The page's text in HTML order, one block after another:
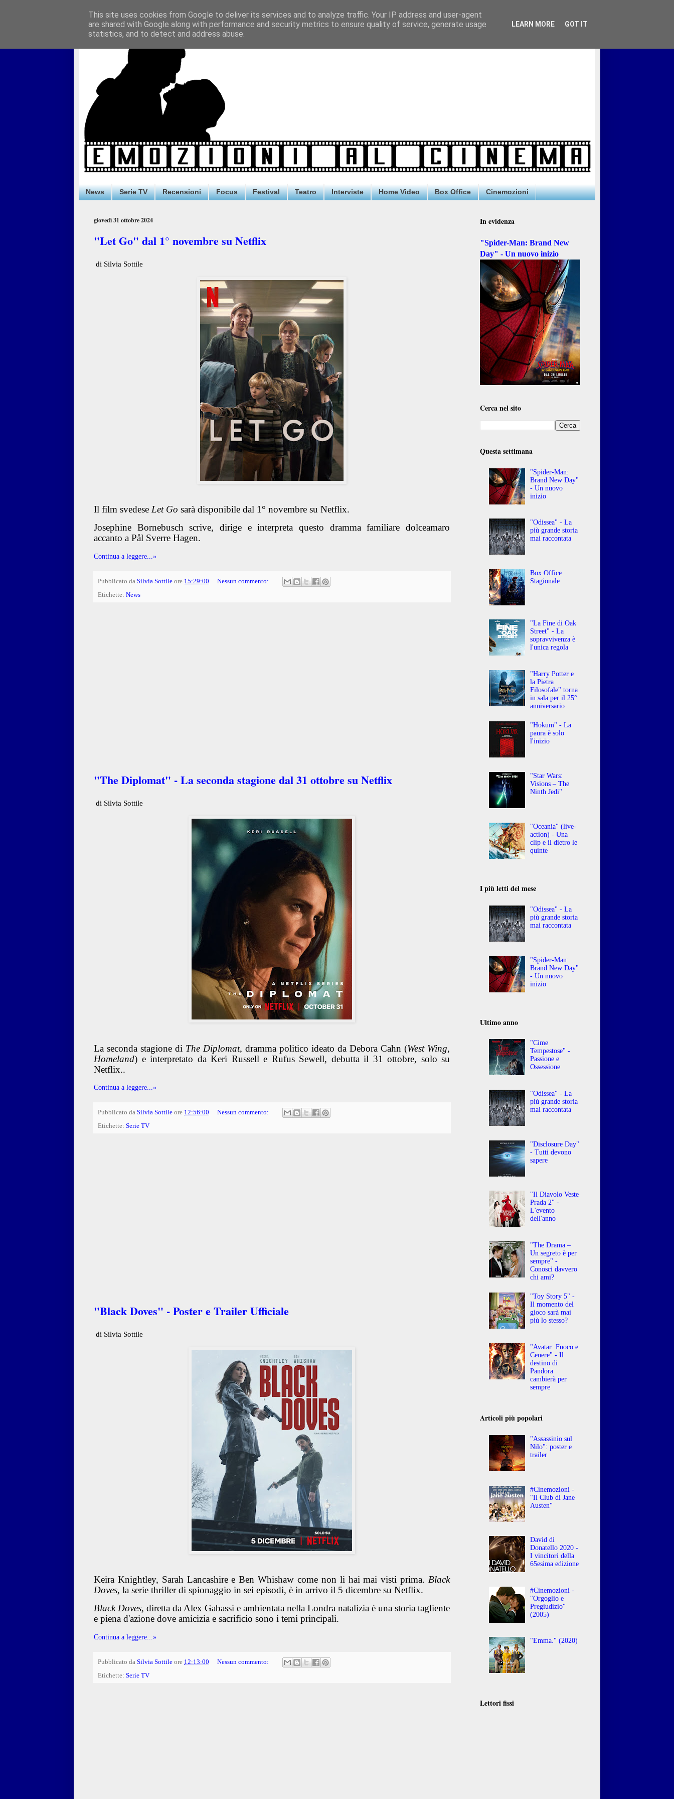
News Serie TV Recensioni Focus Festival Teatro Interviste Home Video Box Office Cinemozioni
giovedì 31 ottobre 2024
"Let Go" dal 1° novembre su Netflix
di Silvia Sottile
Il film svedese Let Go sarà disponibile dal 1° novembre su Netflix.
Josephine Bornebusch scrive, dirige e interpreta questo dramma familiare dolceamaro
accanto a Pål Sverre Hagen.
Continua a leggere...»
Pubblicato da Silvia Sottile ore 15:29:00
Nessun commento:
Etichette: News
"The Diplomat" - La seconda stagione dal 31 ottobre su Netflix
di Silvia Sottile
La seconda stagione di The Diplomat, dramma politico ideato da Debora Cahn (West Wing,
Homeland) e interpretato da Keri Russell e Rufus Sewell, debutta il 31 ottobre, solo su
Netflix..
Continua a leggere...»
Pubblicato da Silvia Sottile ore 12:56:00
Nessun commento:
Etichette: Serie TV
"Black Doves" - Poster e Trailer Ufficiale
di Silvia Sottile
Keira Knightley, Sarah Lancashire e Ben Whishaw come non li hai mai visti prima. Black
Doves, la serie thriller di spionaggio in sei episodi, è in arrivo il 5 dicembre su Netflix.
Black Doves, diretta da Alex Gabassi e ambientata nella Londra natalizia è una storia tagliente
e piena d'azione dove amicizia e sacrificio sono i temi principali.
Continua a leggere...»
Pubblicato da Silvia Sottile ore 12:13:00
Nessun commento:
Etichette: Serie TV
In evidenza
"Spider-Man: Brand New
Day" - Un nuovo inizio
Cerca nel sito
Questa settimana
"Spider-Man:
Brand New Day"
- Un nuovo
inizio
"Odissea" - La
più grande storia
mai raccontata
Box Office
Stagionale
"La Fine di Oak
Street" - La
sopravvivenza è
l'unica regola
"Harry Potter e
la Pietra
Filosofale" torna
in sala per il 25°
anniversario
"Hokum" - La
paura è solo
l'inizio
"Star Wars:
Visions – The
Ninth Jedi"
"Oceania" (live-
action) - Una
clip e il dietro le
quinte
I più letti del mese
"Odissea" - La
più grande storia
mai raccontata
"Spider-Man:
Brand New Day"
- Un nuovo
inizio
Ultimo anno
"Cime
Tempestose" -
Passione e
Ossessione
"Odissea" - La
più grande storia
mai raccontata
"Disclosure Day"
- Tutti devono
sapere
"Il Diavolo Veste
Prada 2" -
L'evento
dell'anno
"The Drama –
Un segreto è per
sempre" -
Conosci davvero
chi ami?
"Toy Story 5" -
Il momento del
gioco sarà mai
più lo stesso?
"Avatar: Fuoco e
Cenere" - Il
destino di
Pandora
cambierà per
sempre
Articoli più popolari
"Assassinio sul
Nilo": poster e
trailer
#Cinemozioni -
"Il Club di Jane
Austen"
David di
Donatello 2020 -
I vincitori della
65esima edizione
#Cinemozioni -
"Orgoglio e
Pregiudizio"
(2005)
"Emma." (2020)
Lettori fissi
This site uses cookies from Google to deliver its services and to analyze traffic. Your IP address and user-agent
are shared with Google along with performance and security metrics to ensure quality of service, generate usage
statistics, and to detect and address abuse.
LEARN MORE GOT IT